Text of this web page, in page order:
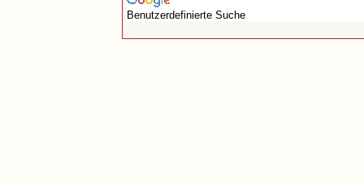
Benutzerdefinierte Suche